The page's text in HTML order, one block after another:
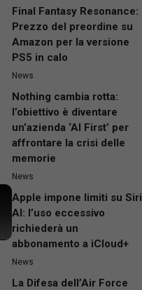
Final Fantasy Resonance:
Prezzo del preordine su
Amazon per la versione
PS5 in calo
News
Nothing cambia rotta:
l’obiettivo è diventare
un’azienda ‘AI First’ per
affrontare la crisi delle
memorie
News
Apple impone limiti su Siri
AI: l’uso eccessivo
richiederà un
abbonamento a iCloud+
News
La Difesa dell’Air Force